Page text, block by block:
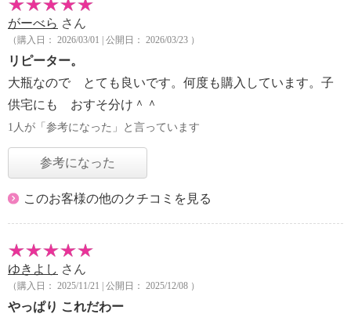
がーべら さん
（購入日： 2026/03/01 | 公開日： 2026/03/23 ）
リピーター。
大瓶なので とても良いです。何度も購入しています。子
供宅にも おすそ分け＾＾
1人が「参考になった」と言っています
参考になった
このお客様の他のクチコミを見る
ゆきよし さん
（購入日： 2025/11/21 | 公開日： 2025/12/08 ）
やっぱり これだわー